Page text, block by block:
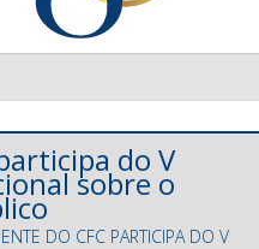
do V
sobre o
DO CFC PARTICIPA DO V